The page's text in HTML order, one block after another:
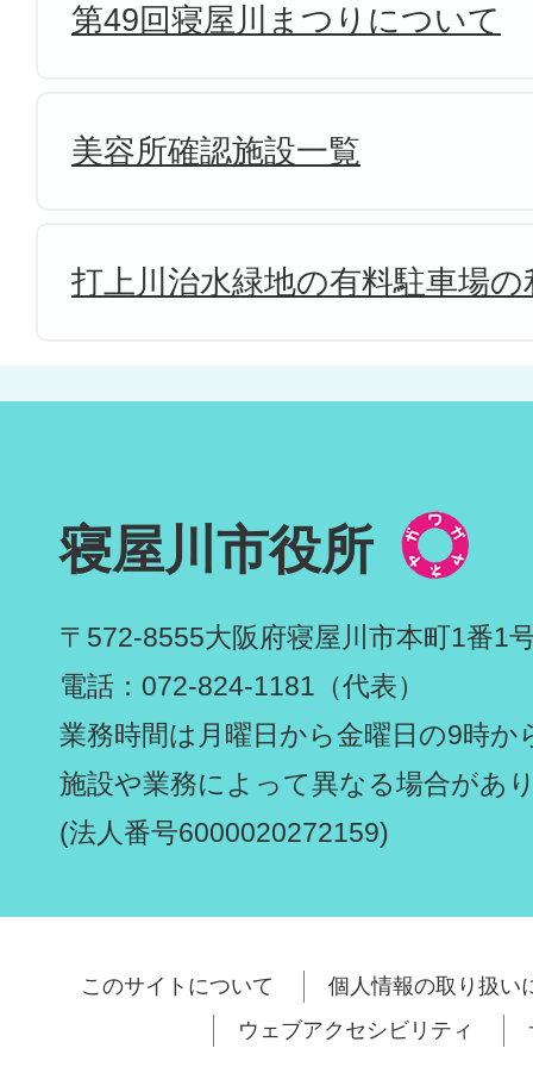
第49回寝屋川まつりについて
美容所確認施設一覧
打上川治水緑地の有料駐車場
寝屋川市役所
〒572-8555大阪府寝屋川市本町1番1
電話：072-824-1181（代表）
業務時間は月曜日から金曜日の9時か
施設や業務によって異なる場合があ
(法人番号6000020272159)
このサイトについて
個人情報の取り扱い
ウェブアクセシビリティ